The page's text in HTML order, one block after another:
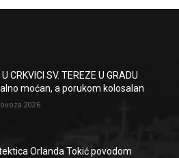
U CRKVICI SV. TEREZE U GRADU
moćan, a porukom kolosalan
2026.
Orlanda Tokić povodom